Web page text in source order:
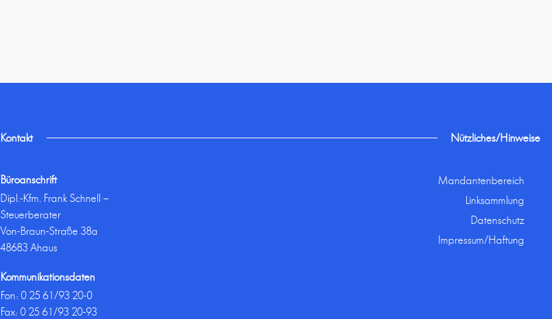
Kontakt
Büroanschrift
Dipl.-Kfm. Frank Schnell –
Steuerberater
Von-Braun-Straße 38a
48683 Ahaus
Kommunikationsdaten
Fon:0 25 61/93 20-0
Fax: 0 25 61/93 20-93
Nützliches/Hinweise
Mandantenbereich
Linksammlung
Datenschutz
Impressum/Haftung